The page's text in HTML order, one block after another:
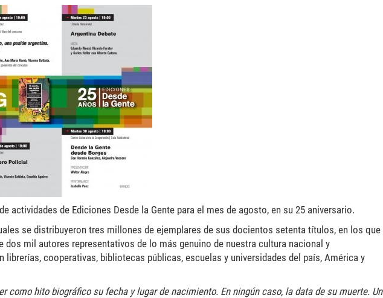
actividades de Ediciones Desde la Gente para el mes de agosto, en su 25 aniversario.
se distribuyeron tres millones de ejemplares de sus docientos setenta títulos, en los que
dos mil autores representativos de lo más genuino de nuestra cultura nacional y
librerías, cooperativas, bibliotecas públicas, escuelas y universidades del país, América y
como hito biográfico su fecha y lugar de nacimiento. En ningún caso, la data de su muerte. Un